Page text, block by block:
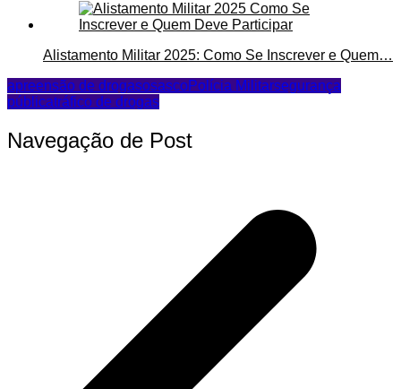
Alistamento Militar 2025: Como Se Inscrever e Quem…
apreensão de drogasosasco Polícia Militarsegurança
públicatráfico de drogas
Navegação de Post